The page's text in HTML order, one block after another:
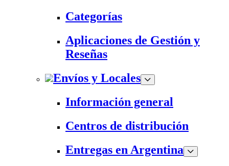
Categorías
Aplicaciones de Gestión y
Reseñas
Envíos y Locales
Información general
Centros de distribución
Entregas en Argentina